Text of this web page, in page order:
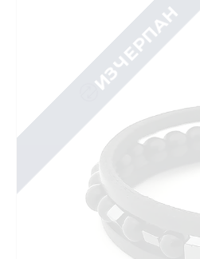
ИЗЧЕРПАН